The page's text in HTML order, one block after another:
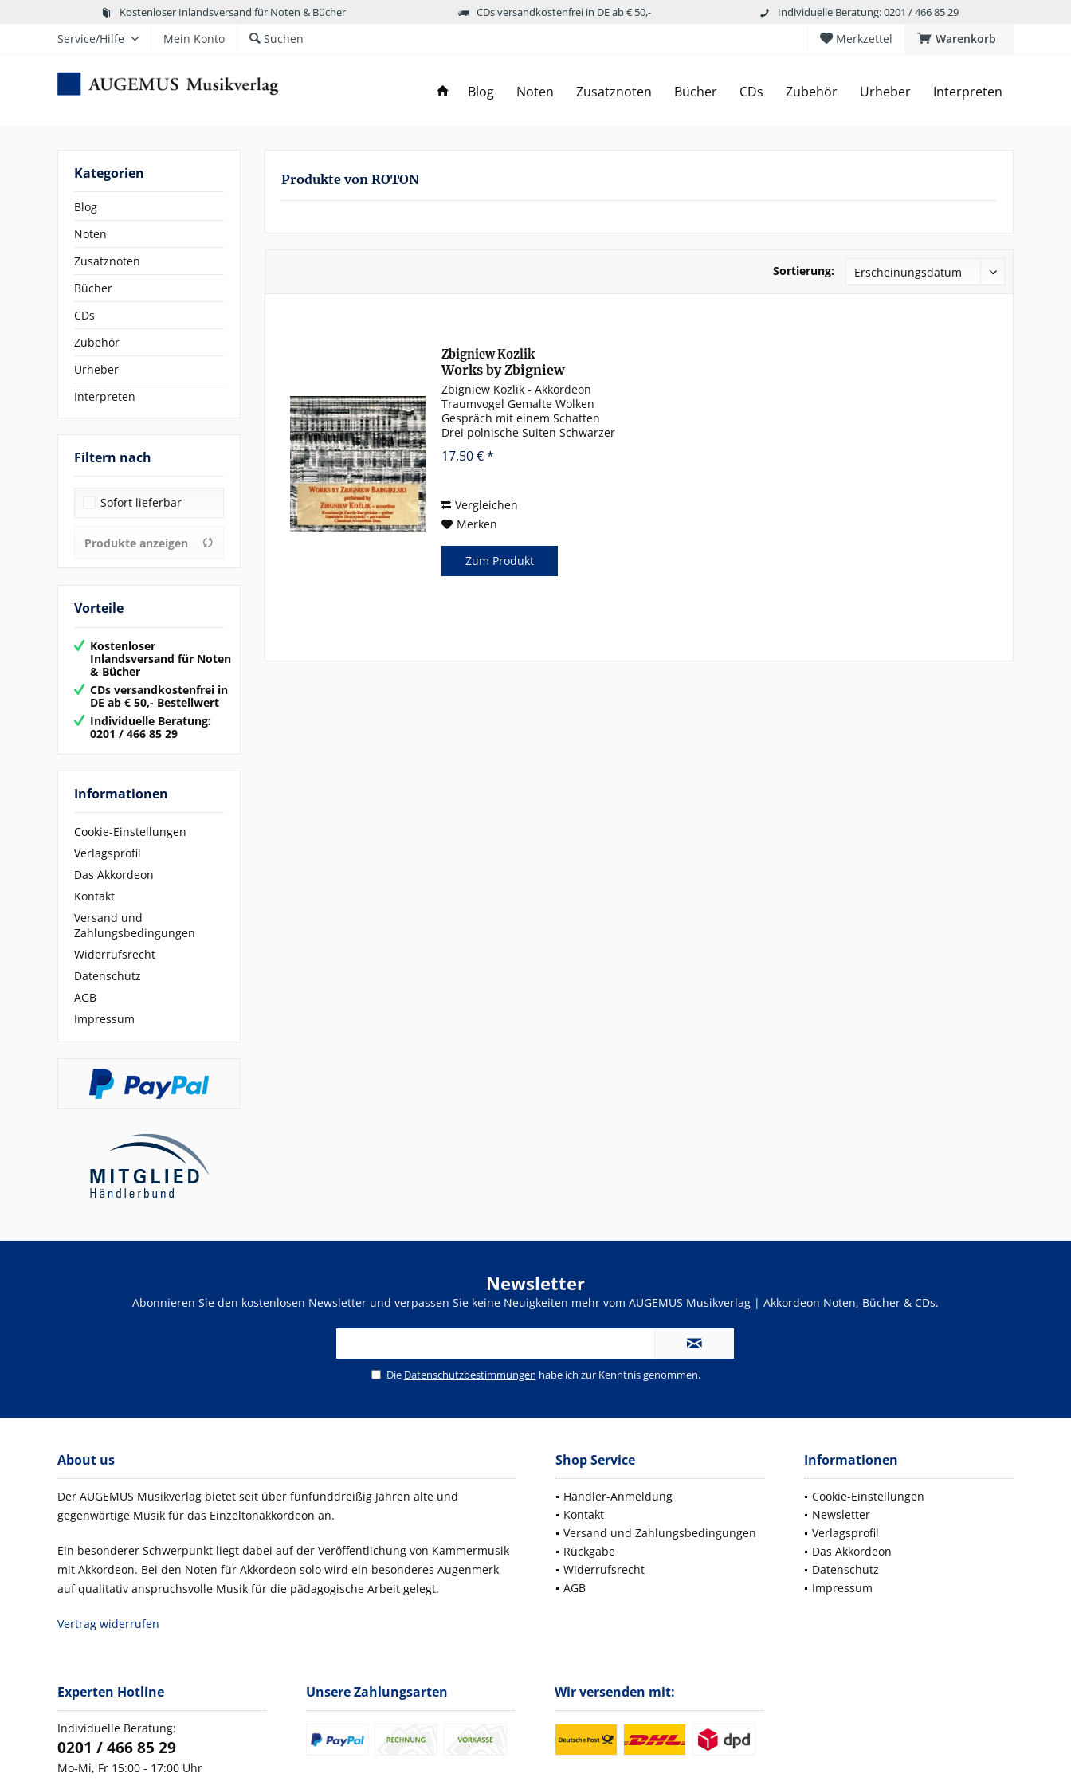
Kostenloser Inlandsversand für Noten & Bücher CDs versandkostenfrei in DE ab € 50,- Individuelle Beratung: 0201 / 466 85 29
Warenkorb
Merkzettel
Service/Hilfe Mein Konto Suchen
Blog Noten Zusatznoten Bücher CDs Zubehör Urheber Interpreten
Kategorien
Blog
Noten
Zusatznoten
Bücher
CDs
Zubehör
Urheber
Interpreten
Filtern nach
Sofort lieferbar
Produkte anzeigen
Vorteile
Kostenloser
Inlandsversand für Noten
& Bücher
CDs versandkostenfrei in
DE ab € 50,- Bestellwert
Individuelle Beratung:
0201 / 466 85 29
Informationen
Cookie-Einstellungen
Verlagsprofil
Das Akkordeon
Kontakt
Versand und
Zahlungsbedingungen
Widerrufsrecht
Datenschutz
AGB
Impressum
Produkte von ROTON
Sortierung:
Zbigniew Kozlik
Works by Zbigniew
Bargielski
Zbigniew Kozlik - Akkordeon
Traumvogel Gemalte Wolken
Gespräch mit einem Schatten
Drei polnische Suiten Schwarzer
Lieder EGAD
17,50 € *
Vergleichen
Merken
Zum Produkt
Newsletter
Abonnieren Sie den kostenlosen Newsletter und verpassen Sie keine Neuigkeiten mehr vom AUGEMUS Musikverlag | Akkordeon Noten, Bücher & CDs.
Die Datenschutzbestimmungen habe ich zur Kenntnis genommen.
About us
Der AUGEMUS Musikverlag bietet seit über fünfunddreißig Jahren alte und
gegenwärtige Musik für das Einzeltonakkordeon an.
Ein besonderer Schwerpunkt liegt dabei auf der Veröffentlichung von Kammermusik
mit Akkordeon. Bei den Noten für Akkordeon solo wird ein besonderes Augenmerk
auf qualitativ anspruchsvolle Musik für die pädagogische Arbeit gelegt.
Vertrag widerrufen
Shop Service
Händler-Anmeldung
Kontakt
Versand und Zahlungsbedingungen
Rückgabe
Widerrufsrecht
AGB
Informationen
Cookie-Einstellungen
Newsletter
Verlagsprofil
Das Akkordeon
Datenschutz
Impressum
Experten Hotline
Individuelle Beratung:
0201 / 466 85 29
Mo-Mi, Fr 15:00 - 17:00 Uhr
Unsere Zahlungsarten Wir versenden mit: